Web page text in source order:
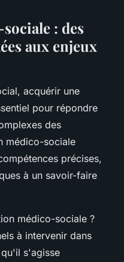
: des
aux enjeux
acquérir une
pour répondre
des
médico-sociale
précises,
à un savoir-faire
médico-sociale ?
à intervenir dans
s'agisse